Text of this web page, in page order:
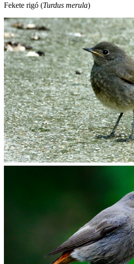
Fekete rigó (Turdus merula)